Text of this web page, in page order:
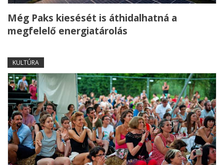
Még Paks kiesését is áthidalhatná a
megfelelő energiatárolás
KULTÚRA